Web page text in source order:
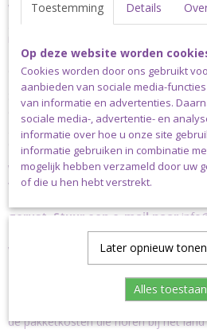
waardoor het gebruikte water op een
gerecycled en hergebruikt.
2.50-3.50mm. Een bol Scheepjes
een looplengte van 125 meter.
Scheepjes Catona is verkrijgbaar in
enkele basiskleuren zijn bovendien
gram. Scheepjes Catona is ook
daarin cutie pie minibolletjes van 10
Wij hebben nog niet alle kleuren
voorraad, maar onze voorraad
gerust. Stuur een e-mail naar
Verzending
Dit garen kan uitsluitend verstuurd
Klanten niet woonachtig in Nederland
de pakketkosten die horen bij het
Toestemming Details
Op deze website worden
Cookies worden door ons gebruikt
aanbieden van sociale media-
van informatie en advertenties.
sociale media-, advertentie- en
informatie over hoe u onze site
informatie gebruiken in combinatie
mogelijk hebben verzameld door uw
of die u hen hebt verstrekt.
Later opnieuw tonen
Alles toestaan